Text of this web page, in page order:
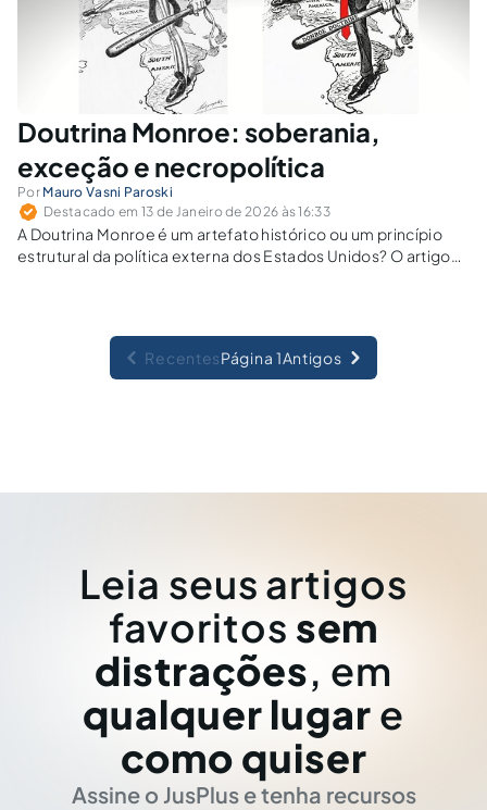
Doutrina Monroe: soberania,
exceção e necropolítica
Por Mauro Vasni Paroski
Destacado em 13 de Janeiro de 2026 às 16:33
A Doutrina Monroe é um artefato histórico ou um princípio
estrutural da política externa dos Estados Unidos? O artigo
RecentesPágina 1Antigos
Leia seus artigos
favoritos sem
distrações, em
qualquer lugar e
como quiser
Assine o JusPlus e tenha recursos